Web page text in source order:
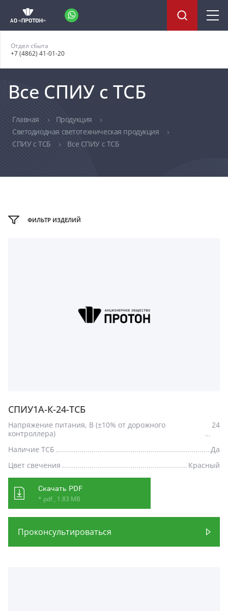
Отдел сбыта
+7 (4862) 41-01-20
Все СПИУ с ТСБ
Главная
Продукция
Светодиодная светотехническая продукция
СПИУ с ТСБ
Все СПИУ с ТСБ
СПИУ1А-К-24-ТСБ
Напряжение питания, В (±10% от дорожного
контроллера)
24
Наличие ТСБ
Да
Цвет свечения
Красный
Скачать PDF
* pdf , 1.83 MB
Проконсультироваться